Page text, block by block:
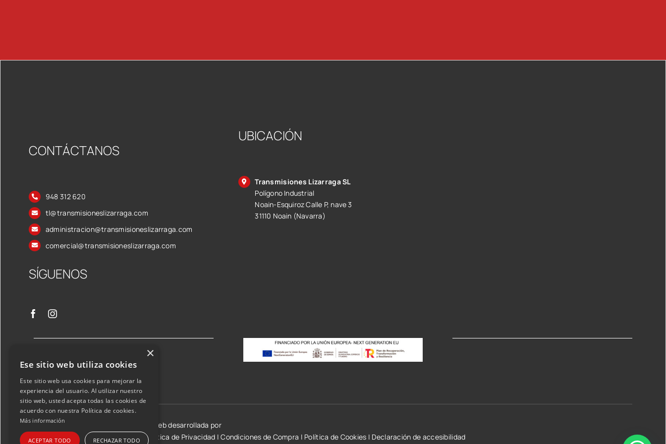
CONTÁCTANOS
948 312 620
tl@transmisioneslizarraga.com
administracion@transmisioneslizarraga.com
comercial@transmisioneslizarraga.com
SÍGUENOS
UBICACIÓN
Transmisiones Lizarraga SL
Polígono Industrial
Noain-Esquiroz Calle P, nave 3
31110 Noain (Navarra)
©2026 Transmisiones Lizarraga SL | Web desarrollada por
Aviso Legal y condiciones de uso |Política de Privacidad |Condiciones de Compra | Política de Cookies | Declaración de accesibilidad
×
Ese sitio web utiliza cookies
Este sitio web usa cookies para mejorar la
experiencia del usuario. Al utilizar nuestro
sitio web, usted acepta todas las cookies de
acuerdo con nuestra Política de cookies.
Más información
ACEPTAR TODO RECHAZAR TODO